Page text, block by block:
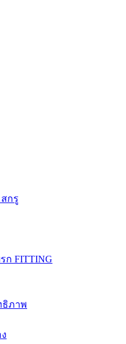
กรู
ก FITTING
ธิภาพ